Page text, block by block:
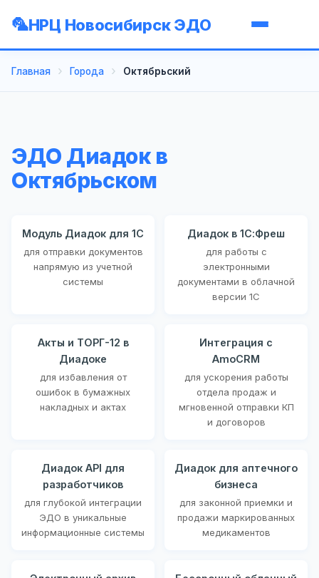
НРЦ Новосибирск ЭДО
Главная Города Октябрьский
ЭДО Диадок в
Октябрьском
Модуль Диадок для 1С
для отправки документов
напрямую из учетной
системы
Диадок в 1С:Фреш
для работы с
электронными
документами в облачной
версии 1С
Акты и ТОРГ-12 в
Диадоке
для избавления от
ошибок в бумажных
накладных и актах
Интеграция с
AmoCRM
для ускорения работы
отдела продаж и
мгновенной отправки КП
и договоров
Диадок API для
разработчиков
для глубокой интеграции
ЭДО в уникальные
информационные системы
Диадок для аптечного
бизнеса
для законной приемки и
продажи маркированных
медикаментов